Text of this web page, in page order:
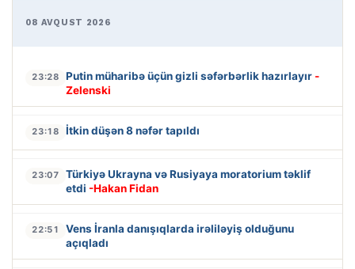
08 AVQUST 2026
23:28 Putin müharibə üçün gizli səfərbərlik hazırlayır -
Zelenski
23:18 İtkin düşən 8 nəfər tapıldı
23:07
Türkiyə Ukrayna və Rusiyaya moratorium təklif
etdi -Hakan Fidan
22:51
Vens İranla danışıqlarda irəliləyiş olduğunu
açıqladı